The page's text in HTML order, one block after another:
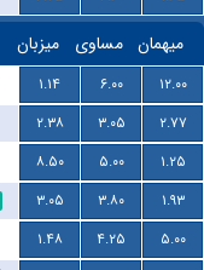
میزبان مساوی میهمان
۱.۱۴ ۶.۰۰
۱۲.۰۰
۲.۳۸ ۳.۰۵
۲.۷۷
۸.۵۰ ۵.۰۰
۱.۲۵
۳.۰۵ ۳.۸۰
۱.۹۳
۱.۴۸ ۴.۲۵
۵.۰۰